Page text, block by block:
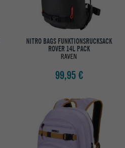
NITRO BAGS FUNKTIONSRUCKSACK
ROVER 14L PACK
RAVEN
99,95 €